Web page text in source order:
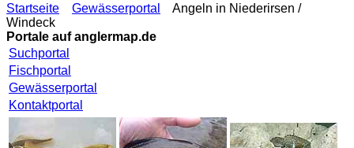
Startseite Gewässerportal
Angeln in Niederirsen /
Windeck
Portale aufanglermap.de
Suchportal
Fischportal
Gewässerportal
Kontaktportal